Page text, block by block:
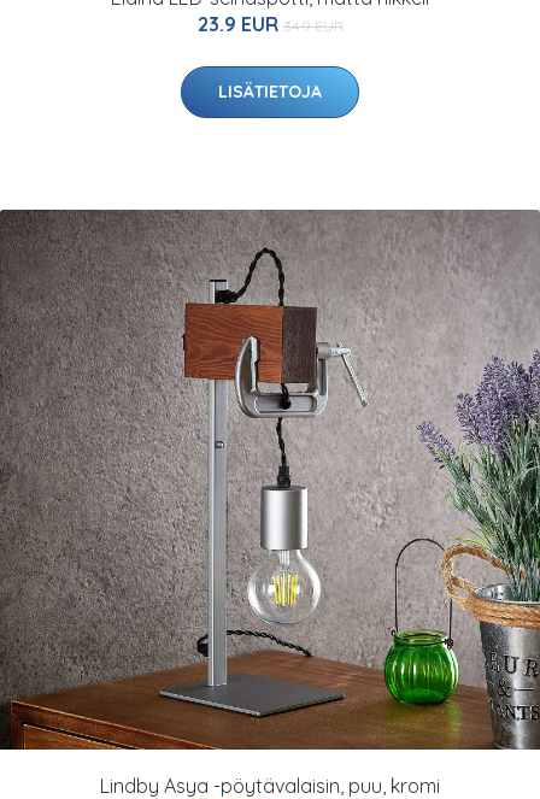
23.9 EUR 34.9 EUR
LISÄTIETOJA
Lindby Asya -pöytävalaisin, puu, kromi